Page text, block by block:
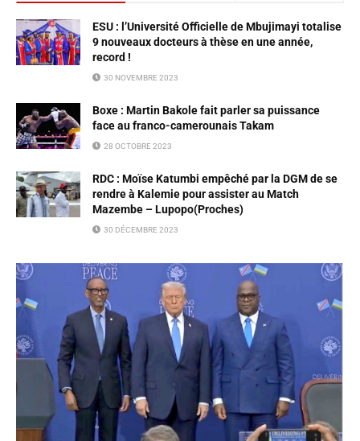
ESU : l’Université Officielle de Mbujimayi totalise
9 nouveaux docteurs à thèse en une année,
record !
30 NOVEMBRE 2023
Boxe : Martin Bakole fait parler sa puissance
face au franco-camerounais Takam
28 OCTOBRE 2023
RDC : Moïse Katumbi empêché par la DGM de se
rendre à Kalemie pour assister au Match
Mazembe – Lupopo(Proches)
30 DÉCEMBRE 2023